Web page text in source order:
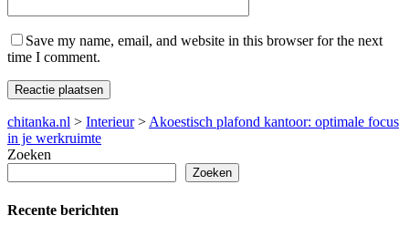
Save my name, email, and website in this browser for the next
time I comment.
chitanka.nl > Interieur> Akoestisch plafond kantoor: optimale focus
in je werkruimte
Zoeken
Zoeken
Recente berichten